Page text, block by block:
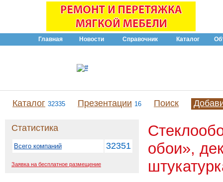
Главная Новости Справочник Каталог
Каталог 32335 Презентации 16 Поиск
Статистика
Всего компаний 32351
Заявка на бесплатное размещение
обои»,